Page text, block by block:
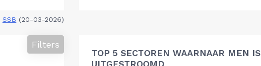
SSB (20-03-2026)
Filters
TOP 5 SECTOREN WAARNAAR MEN IS
UITGESTROOMD